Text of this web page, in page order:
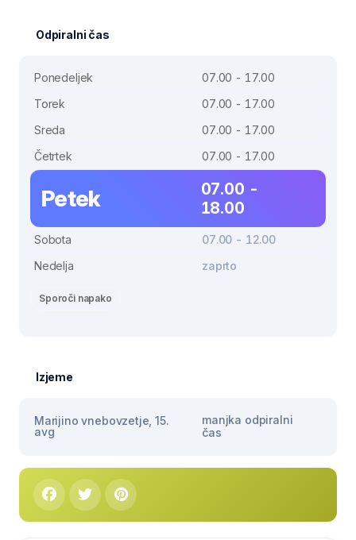
Odpiralni čas
Ponedeljek
07.00 - 17.00
Torek
07.00 - 17.00
Sreda
07.00 - 17.00
Četrtek
07.00 - 17.00
Petek
07.00 -
18.00
Sobota
07.00 - 12.00
Nedelja
zaprto
Sporoči napako
Izjeme
Marijino vnebovzetje, 15.
avg
manjka odpiralni
čas